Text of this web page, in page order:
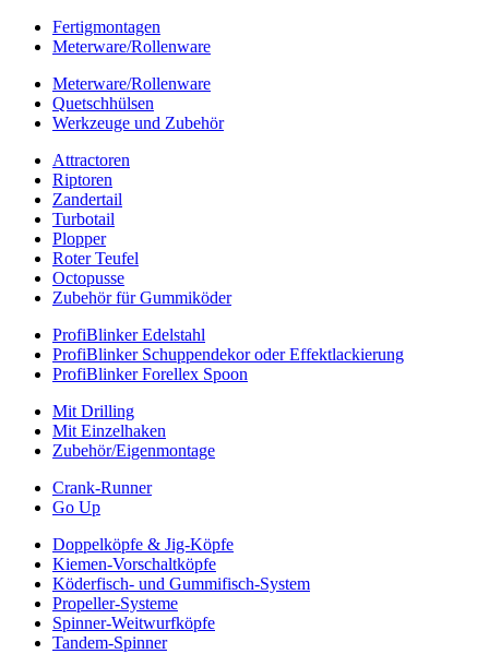
Fertigmontagen
Meterware/Rollenware
Meterware/Rollenware
Quetschhülsen
Werkzeuge und Zubehör
Attractoren
Riptoren
Zandertail
Turbotail
Plopper
Roter Teufel
Octopusse
Zubehör für Gummiköder
ProfiBlinker Edelstahl
ProfiBlinker Schuppendekor oder Effektlackierung
ProfiBlinker Forellex Spoon
Mit Drilling
Mit Einzelhaken
Zubehör/Eigenmontage
Crank-Runner
Go Up
Doppelköpfe & Jig-Köpfe
Kiemen-Vorschaltköpfe
Köderfisch- und Gummifisch-System
Propeller-Systeme
Spinner-Weitwurfköpfe
Tandem-Spinner